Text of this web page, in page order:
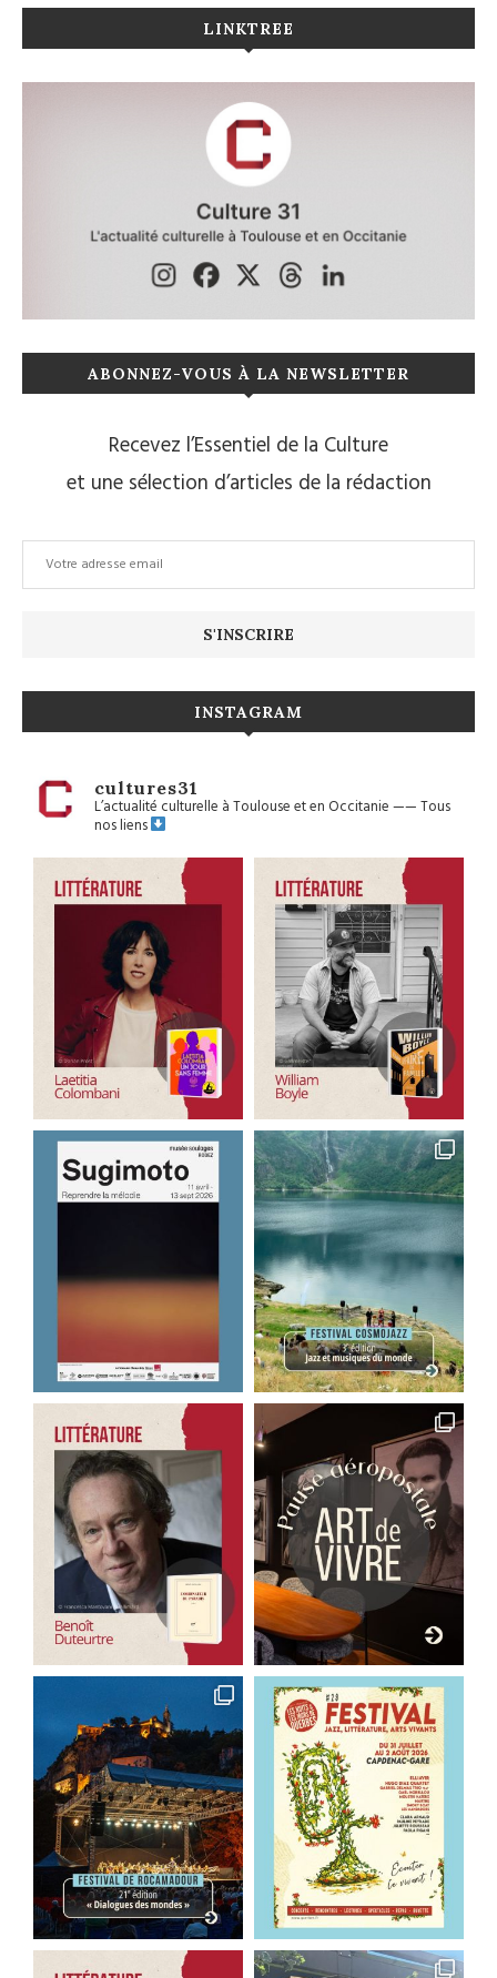
LINKTREE
ABONNEZ-VOUS À LA NEWSLETTER
Recevez l’Essentiel de la Culture
et une sélection d’articles de la rédaction
INSTAGRAM
cultures31
L’actualité culturelle à Toulouse et en Occitanie——Tous
nos liens